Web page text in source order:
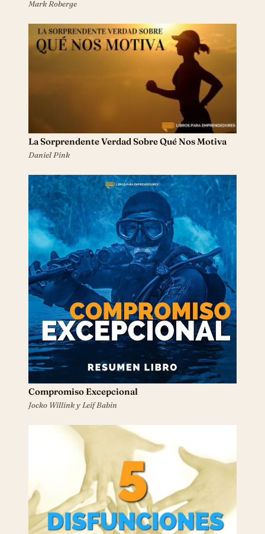
Mark Roberge
La Sorprendente Verdad Sobre Qué Nos Motiva
Daniel Pink
Compromiso Excepcional
Jocko Willink y Leif Babin